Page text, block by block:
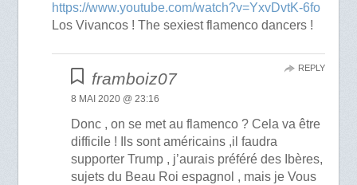
https://www.youtube.com/watch?v=YxvDvtK-6fo
Los Vivancos ! The sexiest flamenco dancers !
framboiz07
8 MAI 2020 @ 23:16
Donc , on se met au flamenco ? Cela va être
difficile ! Ils sont américains ,il faudra
supporter Trump , j’aurais préféré des Ibères,
sujets du Beau Roi espagnol , mais je Vous
REPLY